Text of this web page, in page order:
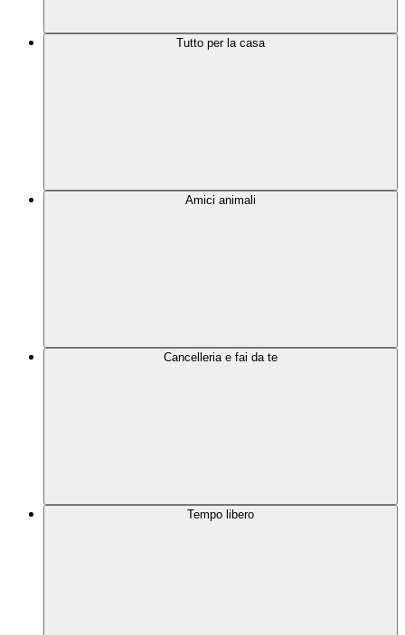
Tutto per la casa
Amici animali
Cancelleria e fai da te
Tempo libero